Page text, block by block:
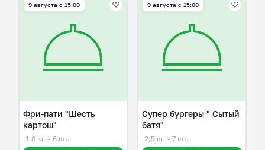
9 августа с 15:00
Фри-пати "Шесть
картош"
1,8 кг ≈ 6 шт.
9 августа с 15:00
Супер бургеры " Сытый
батя"
2,5 кг ≈ 7 шт.